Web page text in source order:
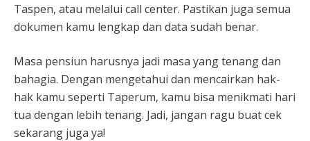
Taspen, atau melalui call center. Pastikan juga semua
dokumen kamu lengkap dan data sudah benar.
Masa pensiun harusnya jadi masa yang tenang dan
bahagia. Dengan mengetahui dan mencairkan hak-
hak kamu seperti Taperum, kamu bisa menikmati hari
tua dengan lebih tenang. Jadi, jangan ragu buat cek
sekarang juga ya!